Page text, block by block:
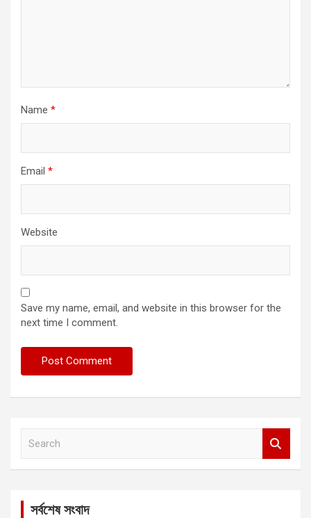
Name *
Email *
Website
Save my name, email, and website in this browser for the
next time I comment.
সর্বশেষ সংবাদ